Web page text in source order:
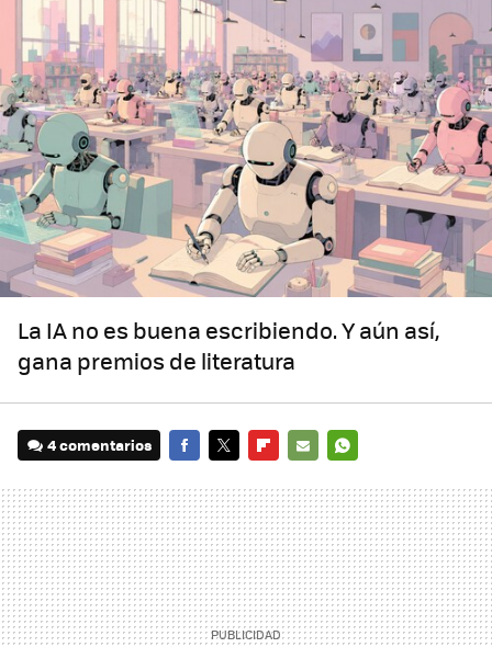
La IA no es buena escribiendo. Y aún así,
gana premios de literatura
4 comentarios
MAIL